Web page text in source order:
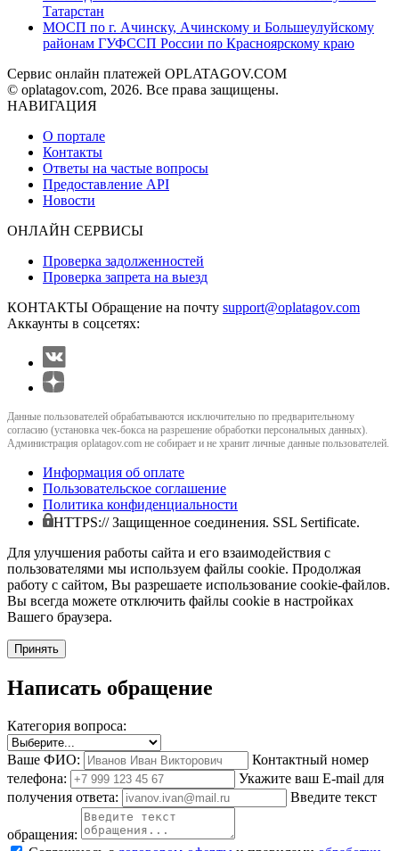
Татарстан
МОСП по г. Ачинску, Ачинскому и Большеулуйскому
районам ГУФССП России по Красноярскому краю
Сервис онлайн платежей OPLATAGOV.COM
© oplatagov.com, 2026. Все права защищены.
НАВИГАЦИЯ
О портале
Контакты
Ответы на частые вопросы
Предоставление API
Новости
ОНЛАЙН СЕРВИСЫ
Проверка задолженностей
Проверка запрета на выезд
КОНТАКТЫ Обращение на почту support@oplatagov.com
Аккаунты в соцсетях:
Данные пользователей обрабатываются исключительно по предварительному
согласию (установка чек-бокса на разрешение обработки персональных данных).
Администрация oplatagov.com не собирает и не хранит личные данные пользователей.
Информация об оплате
Пользовательское соглашение
Политика конфиденциальности
HTTPS:// Защищенное соединения. SSL Sertificate.
Для улучшения работы сайта и его взаимодействия с
пользователями мы используем файлы cookie. Продолжая
работу с сайтом, Вы разрешаете использование cookie-файлов.
Вы всегда можете отключить файлы cookie в настройках
Вашего браузера.
Принять
Написать обращение
Категория вопроса:
Ваше ФИО:
Контактный номер
телефона:
Укажите ваш E-mail для
получения ответа:
Введите текст
обращения: